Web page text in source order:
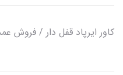
کاور ایرپاد قفل دار / فروش